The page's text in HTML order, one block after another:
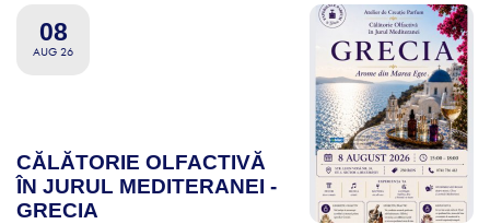
08
AUG 26
CĂLĂTORIE OLFACTIVĂ
ÎN JURUL MEDITERANEI -
GRECIA